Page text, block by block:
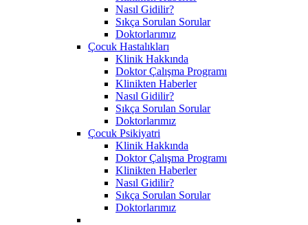
Nasıl Gidilir?
Sıkça Sorulan Sorular
Doktorlarımız
Çocuk Hastalıkları
Klinik Hakkında
Doktor Çalışma Programı
Klinikten Haberler
Nasıl Gidilir?
Sıkça Sorulan Sorular
Doktorlarımız
Çocuk Psikiyatri
Klinik Hakkında
Doktor Çalışma Programı
Klinikten Haberler
Nasıl Gidilir?
Sıkça Sorulan Sorular
Doktorlarımız